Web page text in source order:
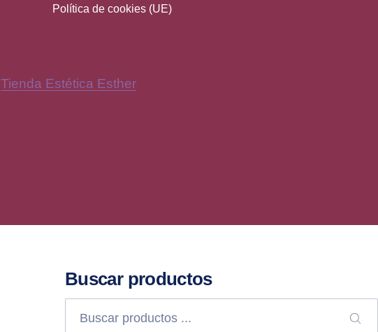
Política de cookies (UE)
Tienda Estética Esther
Buscar productos
Buscar